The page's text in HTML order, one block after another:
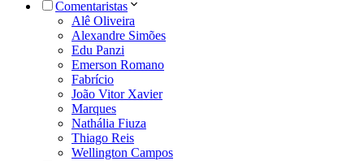
Comentaristas
Alê Oliveira
Alexandre Simões
Edu Panzi
Emerson Romano
Fabrício
João Vitor Xavier
Marques
Nathália Fiuza
Thiago Reis
Wellington Campos